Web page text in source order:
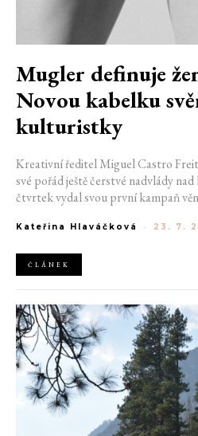
Mugler definuje
Novou kabelku
kulturistky
Kreativní ředitel Miguel Castro
své pořád ještě čerstvé nadvlády
čtvrtek vydal svou první kampaň
do módního domu dorazil. Umně
Kateřina Hlaváčková - 23. 7.
ČLÁNEK